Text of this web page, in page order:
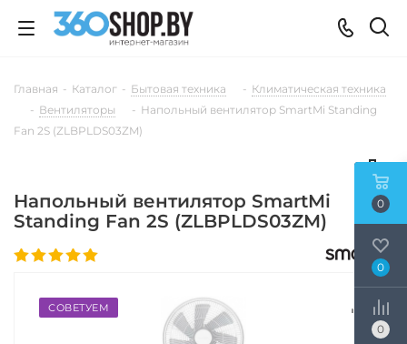
Главная - Каталог - Бытовая техника - Климатическая техника
- Вентиляторы - Напольный вентилятор SmartMi Standing
Fan 2S (ZLBPLDS03ZM)
Напольный вентилятор SmartMi
Standing Fan 2S (ZLBPLDS03ZM)
СОВЕТУЕМ
0
0
0